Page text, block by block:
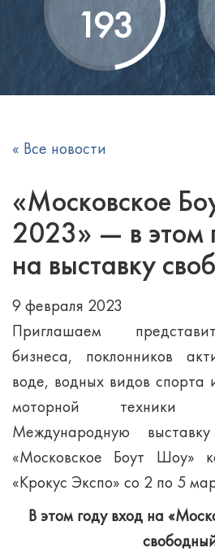
193
« Все новости
«Московское
2023» — в этом
на выставку
9 февраля 2023
Приглашаем
бизнеса, поклонников
воде, водных видов спорта
моторной техники
Международную
«Московское Боут Шоу»
«Крокус Экспо» со 2 по 5
В этом году вход на